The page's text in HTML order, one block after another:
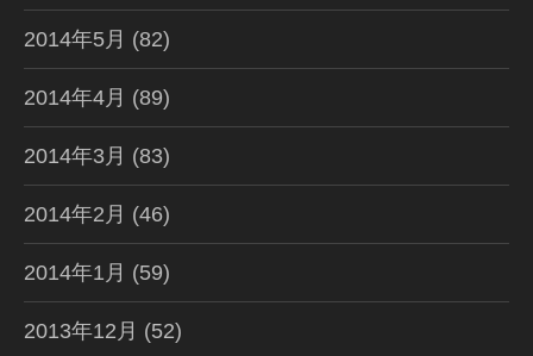
2014年5月 (82)
2014年4月 (89)
2014年3月 (83)
2014年2月 (46)
2014年1月 (59)
2013年12月 (52)